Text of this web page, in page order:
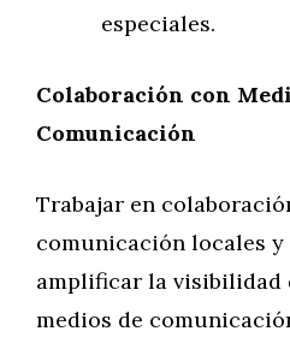
especiales.
Colaboración con
Comunicación
Trabajar en
comunicación locales y
amplificar la visibilidad
medios de